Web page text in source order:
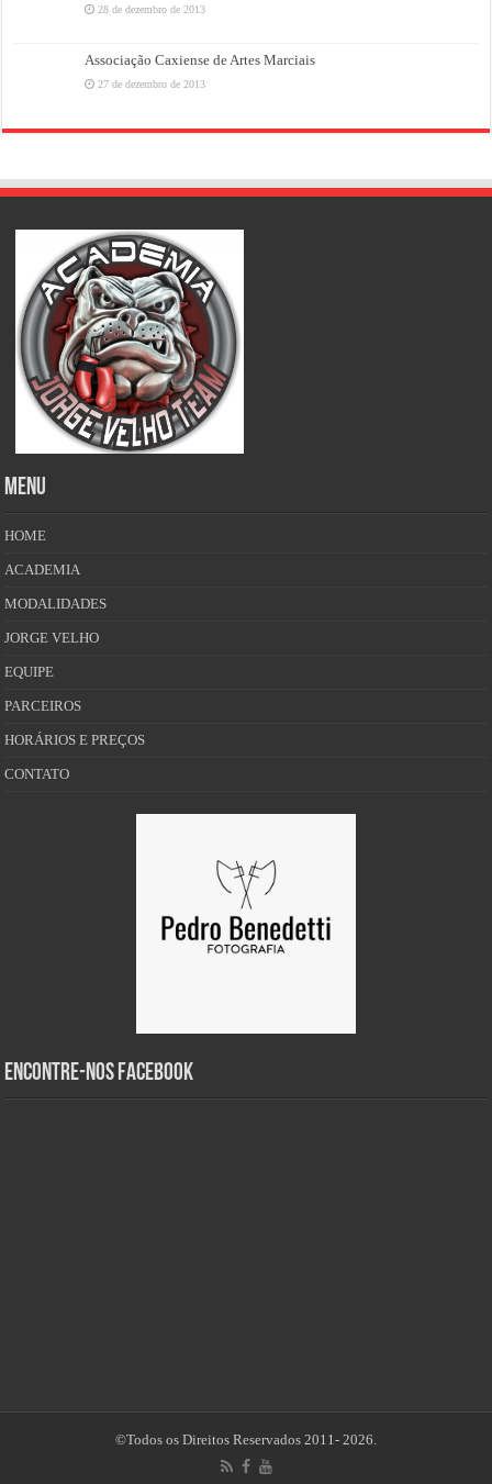
28 de dezembro de 2013
Associação Caxiense de Artes Marciais
27 de dezembro de 2013
MENU
HOME
ACADEMIA
MODALIDADES
JORGE VELHO
EQUIPE
PARCEIROS
HORÁRIOS E PREÇOS
CONTATO
Encontre-nos Facebook
©Todos os Direitos Reservados 2011- 2026.